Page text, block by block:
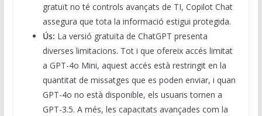
gratuït no té controls avançats de TI, Copilot Chat
assegura que tota la informació estigui protegida.
Ús: La versió gratuïta de ChatGPT presenta
diverses limitacions. Tot i que ofereix accés limitat
a GPT-4o Mini, aquest accés està restringit en la
quantitat de missatges que es poden enviar, i quan
GPT-4o no està disponible, els usuaris tornen a
GPT-3.5. A més, les capacitats avançades com la